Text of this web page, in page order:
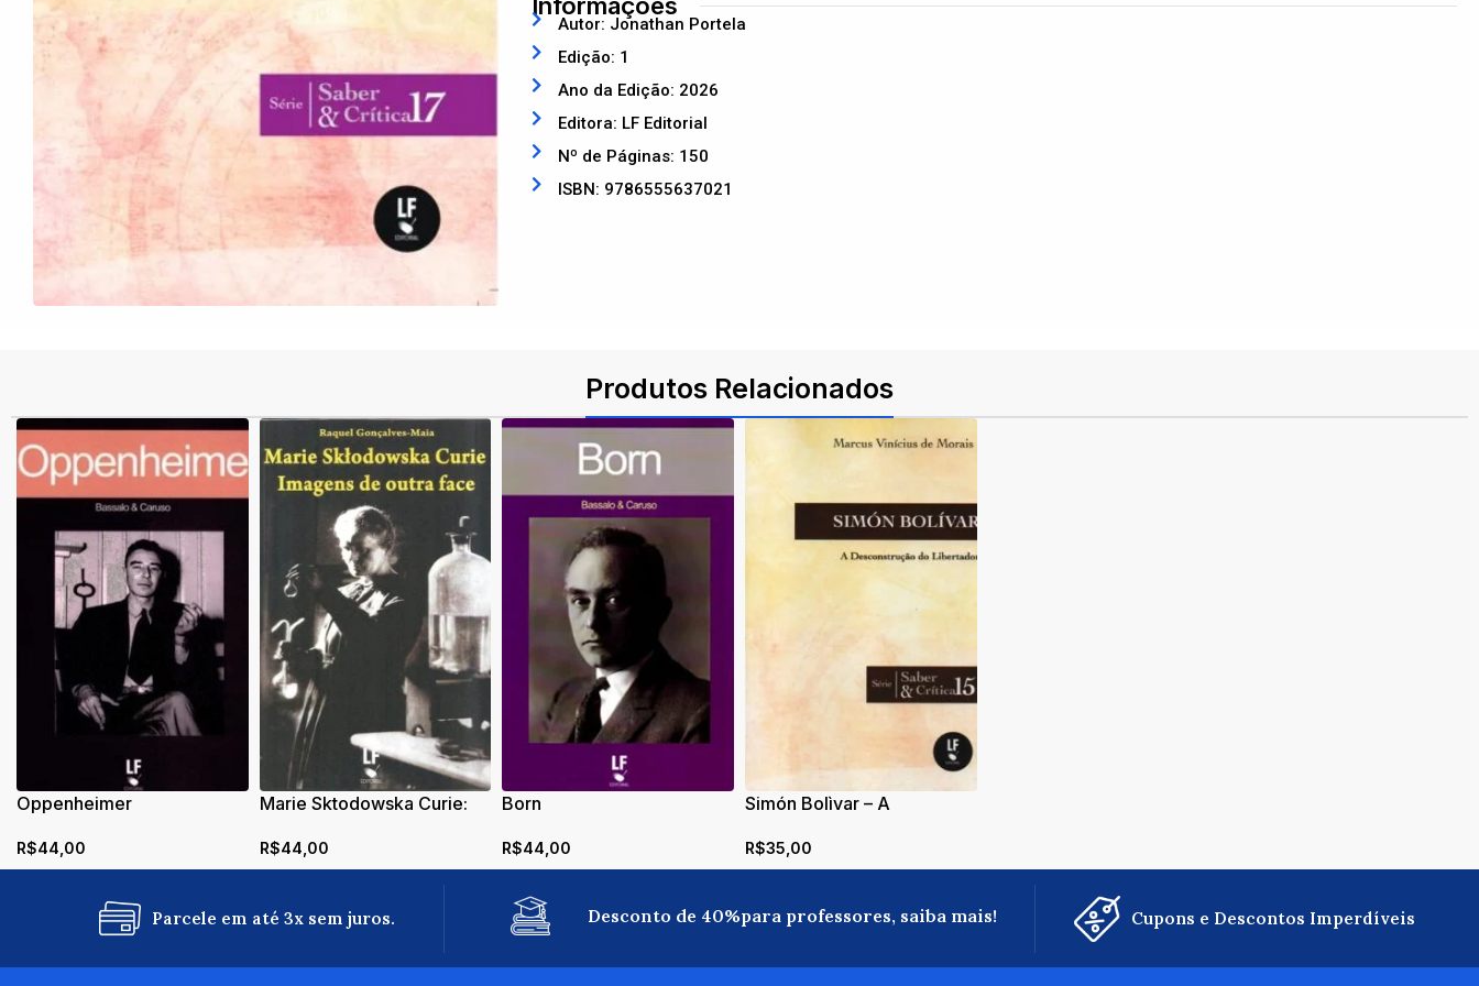
Autor: Jonathan Portela
Edição: 1
Ano da Edição: 2026
Editora: LF Editorial
Nº de Páginas: 150
ISBN: 9786555637021
Produtos Relacionados
Oppenheimer
R$44,00
Marie Sktodowska Curie:
R$44,00
Born
R$44,00
Simón Bolìvar – A
Libertador
R$35,00
Parcele em até 3x sem juros. Desconto de 40%para professores, saiba mais! Cupons e Descontos Imperdíveis